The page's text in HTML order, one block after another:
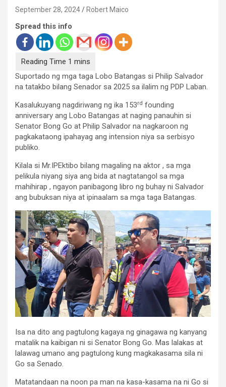
September 28, 2024 Robert Maico
Spread this info
Suportado ng mga taga Lobo Batangas si Philip Salvador
na tatakbo bilang Senador sa 2025 sa ilalim ng PDP Laban.
Kasalukuyang nagdiriwang ng ika 153rd founding
anniversary ang Lobo Batangas at naging panauhin si
Senator Bong Go at Philip Salvador na nagkaroon ng
pagkakataong ipahayag ang intension niya sa serbisyo
publiko.
Kilala si Mr.IPEktibo bilang magaling na aktor , sa mga
pelikula niyang siya ang bida at nagtatangol sa mga
mahihirap , ngayon panibagong libro ng buhay ni Salvador
ang bubuksan niya at ipinaalam sa mga taga Batangas.
Isa na dito ang pagtulong kagaya ng ginagawa ng kanyang
matalik na kaibigan ni si Senator Bong Go. Mas lalakas at
lalawag umano ang pagtulong kung magkakasama sila ni
Go sa Senado.
Matatandaan na noon pa man na kasa-kasama na ni Go si